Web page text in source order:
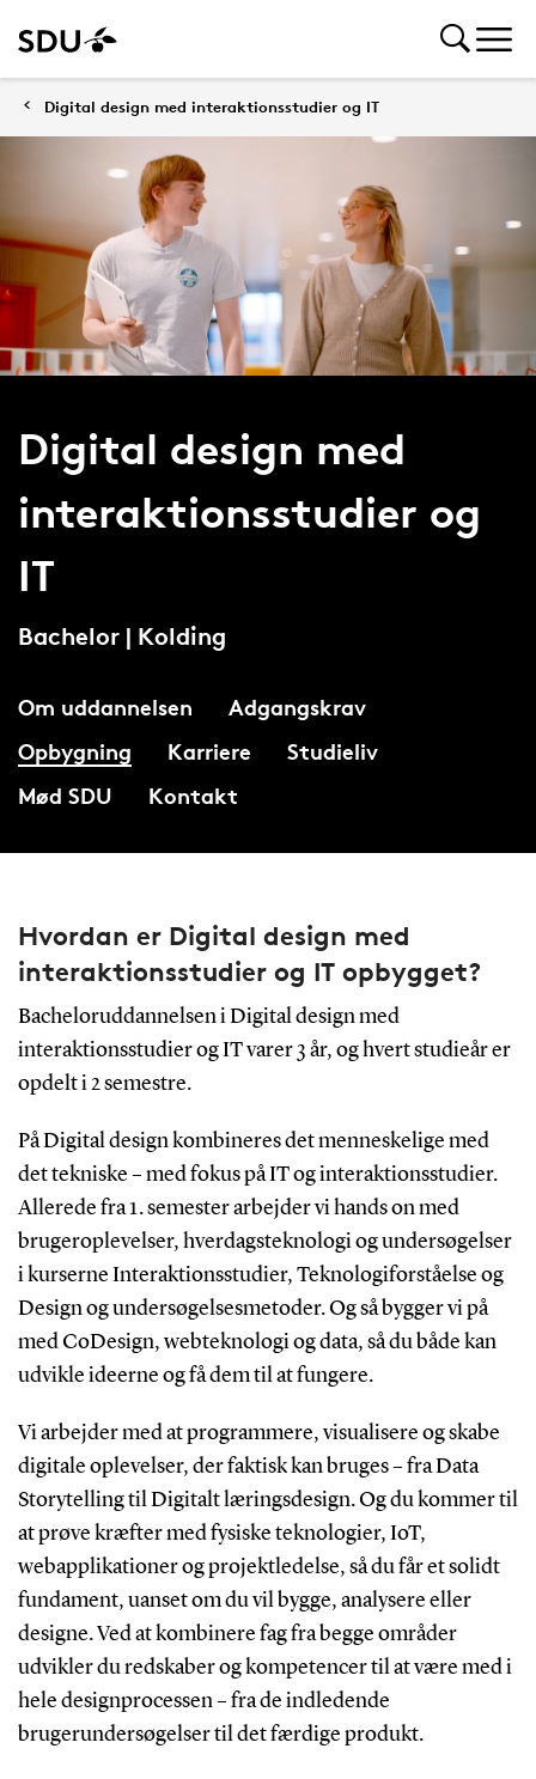
Digital design med interaktionsstudier og IT
Digital design med
interaktionsstudier og
IT
Bachelor | Kolding
Om uddannelsen
Adgangskrav
Opbygning
Karriere
Studieliv
Mød SDU
Kontakt
Hvordan er Digital design med
interaktionsstudier og IT opbygget?
Bacheloruddannelsen i Digital design med
interaktionsstudier og IT varer 3 år, og hvert studieår er
opdelt i 2 semestre.
På Digital design kombineres det menneskelige med
det tekniske – med fokus på IT og interaktionsstudier.
Allerede fra 1. semester arbejder vi hands on med
brugeroplevelser, hverdagsteknologi og undersøgelser
i kurserne Interaktionsstudier, Teknologiforståelse og
Design og undersøgelsesmetoder. Og så bygger vi på
med CoDesign, webteknologi og data, så du både kan
udvikle ideerne og få dem til at fungere.
Vi arbejder med at programmere, visualisere og skabe
digitale oplevelser, der faktisk kan bruges – fra Data
Storytelling til Digitalt læringsdesign. Og du kommer til
at prøve kræfter med fysiske teknologier, IoT,
webapplikationer og projektledelse, så du får et solidt
fundament, uanset om du vil bygge, analysere eller
designe. Ved at kombinere fag fra begge områder
udvikler du redskaber og kompetencer til at være med i
hele designprocessen – fra de indledende
brugerundersøgelser til det færdige produkt.